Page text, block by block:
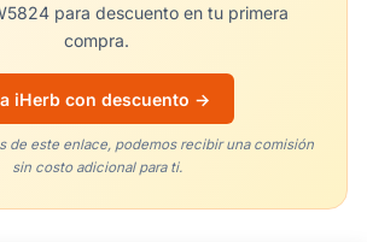
para descuento en tu primera
compra.
iHerb con descuento →
de este enlace, podemos recibir una comisión
sin costo adicional para ti.